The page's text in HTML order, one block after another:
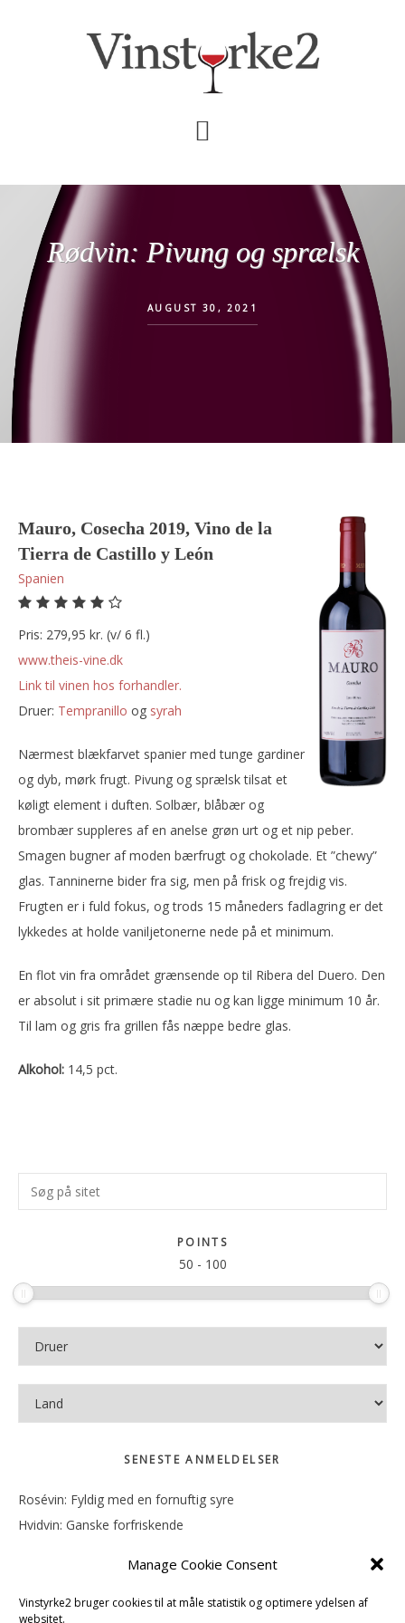
Manage Cookie Consent
Vinstyrke2 bruger cookies til at måle statistik og optimere ydelsen af
websitet.
Rødvin: Pivung og sprælsk
AUGUST 30, 2021
Mauro, Cosecha 2019, Vino de la
Tierra de Castillo y León
Spanien
Pris: 279,95 kr. (v/ 6 fl.)
www.theis-vine.dk
Link til vinen hos forhandler.
Druer:
tempranillo og syrah
Nærmest blækfarvet spanier med tunge gardiner
og dyb, mørk frugt. Pivung og sprælsk tilsat et
køligt element i duften. Solbær, blåbær og
brombær suppleres af en anelse grøn urt og et nip peber.
Smagen bugner af moden bærfrugt og chokolade. Et ”chewy”
glas. Tanninerne bider fra sig, men på frisk og frejdig vis.
Frugten er i fuld fokus, og trods 15 måneders fadlagring er det
lykkedes at holde vaniljetonerne nede på et minimum.
En flot vin fra området grænsende op til Ribera del Duero. Den
er absolut i sit primære stadie nu og kan ligge minimum 10 år.
Til lam og gris fra grillen fås næppe bedre glas.
Alkohol: 14,5 pct.
Primær
Sidebar
Søg
på
POINTS
50 - 100
SENESTE ANMELDELSER
Rosévin: Fyldig med en fornuftig syre
Hvidvin: Ganske forfriskende
Hvidvin: Smørfedme og tropisk sødme
Rosévin: Blød, rund og sødladen